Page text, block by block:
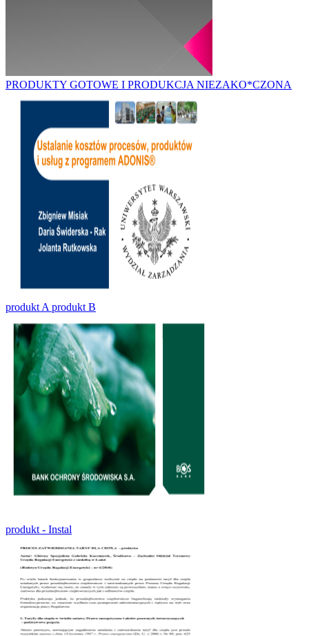
PRODUKTY GOTOWE I PRODUKCJA NIEZAKO*CZONA
produkt A produkt B
produkt - Instal